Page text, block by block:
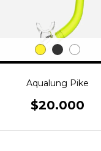
Aqualung Pike
$20.000